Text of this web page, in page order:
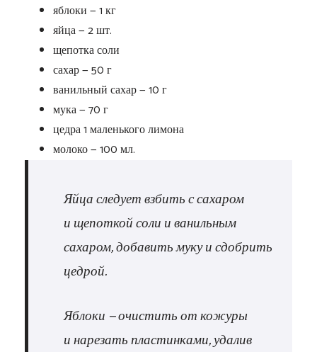
яблоки — 1 кг
яйца — 2 шт.
щепотка соли
сахар — 50 г
ванильный сахар — 10 г
мука — 70 г
цедра 1 маленького лимона
молоко — 100 мл.
Яйца следует взбить с сахаром
и щепоткой соли и ванильным
сахаром, добавить муку и сдобрить
цедрой.
Яблоки — очистить от кожуры
и нарезать пластинками, удалив